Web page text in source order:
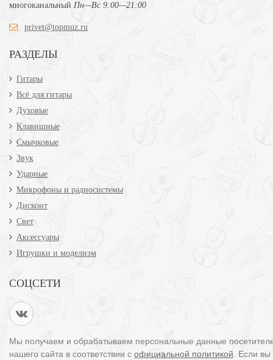
многоканальный Пн—Вс 9:00—21:00
privet@topmuz.ru
РАЗДЕЛЫ
Гитары
Всё для гитары
Духовые
Клавишные
Смычковые
Звук
Ударные
Микрофоны и радиосистемы
Дисконт
Свет
Аксессуары
Игрушки и моделизм
СОЦСЕТИ
Мы получаем и обрабатываем персональные данные
нашего сайта в соответствии с официальной политикой. Если вы